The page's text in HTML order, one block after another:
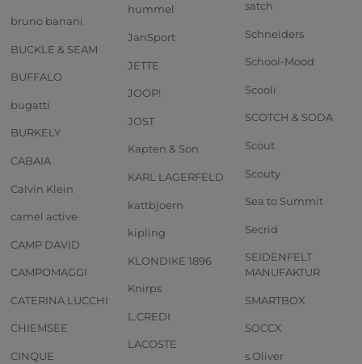
bruno banani
BUCKLE & SEAM
BUFFALO
bugatti
BURKELY
CABAIA
Calvin Klein
camel active
CAMP DAVID
CAMPOMAGGI
CATERINA LUCCHI
CHIEMSEE
CINQUE
hummel
JanSport
JETTE
JOOP!
JOST
Kapten & Son
KARL LAGERFELD
kattbjoern
kipling
KLONDIKE 1896
Knirps
L.CREDI
LACOSTE
satch
Schneiders
School-Mood
Scooli
SCOTCH & SODA
Scout
Scouty
Sea to Summit
Secrid
SEIDENFELT
MANUFAKTUR
SMARTBOX
SOCCX
s.Oliver